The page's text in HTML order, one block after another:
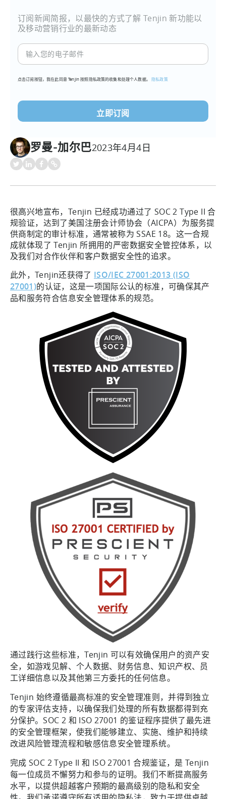
订阅新闻简报，以最快的方式了解 Tenjin 新功能以
及移动营销行业的最新动态
输
入
的
子
邮
(必
须填
写）
点击订阅按钮，我在此同意 Tenjin 按照隐私政策的收集和处理个人数据。隐私政策
罗曼-加尔巴2023年4月4日
很高兴地宣布，Tenjin 已经成功通过了 SOC 2 Type II 合
规验证，达到了美国注册会计师协会（AICPA）为服务提
供商制定的审计标准，通常被称为 SSAE 18。这一合规
成就体现了 Tenjin 所拥用的严密数据安全管控体系，以
及我们对合作伙伴和客户数据安全性的追求。
此外，Tenjin还获得了 ISO/IEC 27001:2013 (ISO
27001)的认证，这是一项国际公认的标准，可确保其产
品和服务符合信息安全管理体系的规范。
通过践行这些标准，Tenjin 可以有效确保用户的资产安
全，如游戏见解、个人数据、财务信息、知识产权、员
工详细信息以及其他第三方委托的任何信息。
Tenjin 始终遵循最高标准的安全管理准则，并得到独立
的专家评估支持，以确保我们处理的所有数据都得到充
分保护。SOC 2 和 ISO 27001 的鉴证程序提供了最先进
的安全管理框架，使我们能够建立、实施、维护和持续
改进风险管理流程和敏感信息安全管理系统。
完成 SOC 2 Type II 和 ISO 27001 合规鉴证，是 Tenjin
每一位成员不懈努力和参与的证明。我们不断提高服务
水平，以提供超越客户预期的最高级别的隐私和安全